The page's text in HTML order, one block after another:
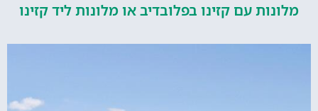
עם קזינו בפלובדיב או מלונות ליד קזינו